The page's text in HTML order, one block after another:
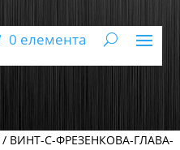
0 елемента
/ ВИНТ-С-ФРЕЗЕНКОВА-ГЛАВА-